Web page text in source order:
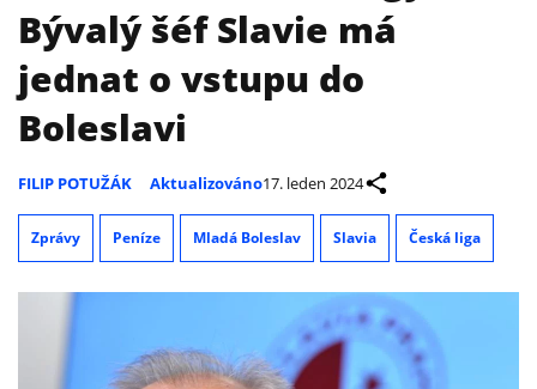
Bývalý šéf Slavie má
jednat o vstupu do
Boleslavi
FILIP POTUŽÁK Aktualizováno17. leden 2024
Zprávy Peníze Mladá Boleslav Slavia Česká liga